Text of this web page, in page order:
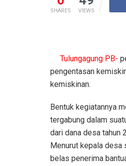
SHARES VIEWS
Tulungagung PB-
pengentasan
kemiskinan.
Bentuk kegiatannya
tergabung dalam
dari dana desa tahun
Menurut kepala desa
belas penerima